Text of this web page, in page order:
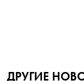
ДРУГИЕ